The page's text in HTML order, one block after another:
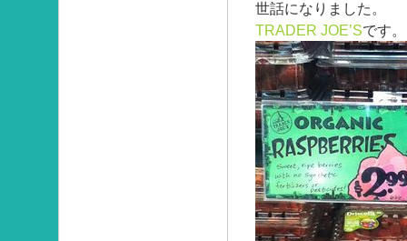
世話になりました。
TRADER JOE’Sです。